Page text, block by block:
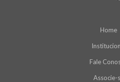
Home
Fale
Associe-